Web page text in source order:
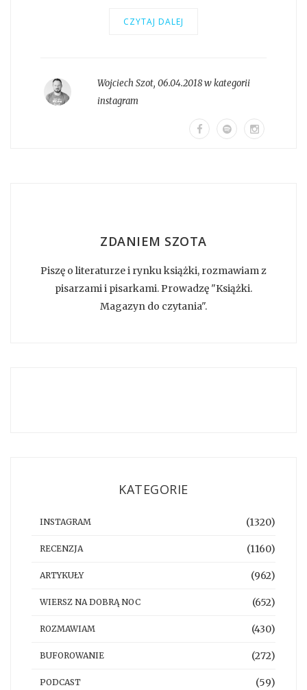
CZYTAJ DALEJ
Wojciech Szot, 06.04.2018 w kategorii
instagram
ZDANIEM SZOTA
Piszę o literaturze i rynku książki, rozmawiam z
pisarzami i pisarkami. Prowadzę "Książki.
Magazyn do czytania".
KATEGORIE
INSTAGRAM (1320)
RECENZJA (1160)
ARTYKUŁY (962)
WIERSZ NA DOBRĄ NOC (652)
ROZMAWIAM (430)
BUFOROWANIE (272)
PODCAST (59)